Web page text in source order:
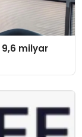
9,6 milyar